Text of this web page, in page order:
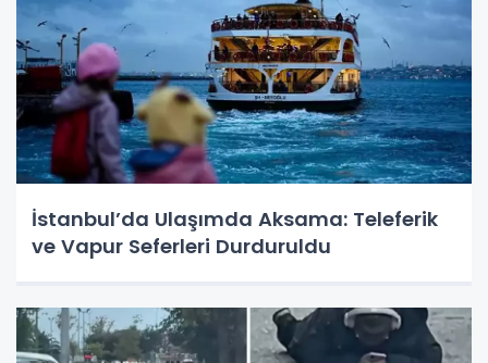
İstanbul’da Ulaşımda Aksama: Teleferik
ve Vapur Seferleri Durduruldu